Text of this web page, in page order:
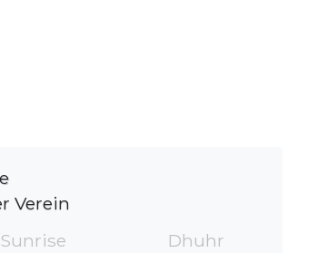
Verein
Sunrise
Dhuhr